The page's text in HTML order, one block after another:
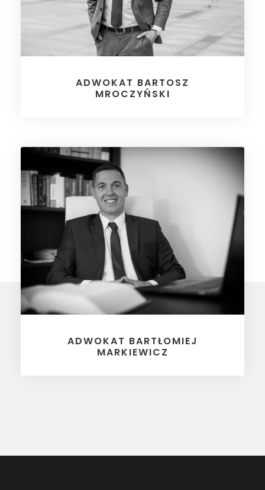
ADWOKAT BARTOSZ
MROCZYŃSKI
ADWOKAT BARTŁOMIEJ
MARKIEWICZ